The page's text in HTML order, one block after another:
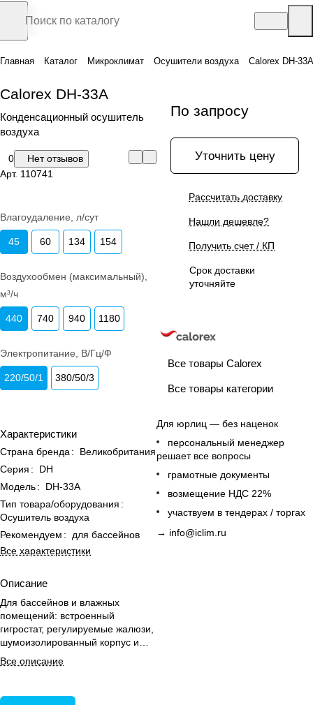
Главная Каталог Микроклимат Осушители воздуха Calorex DH-33A
Calorex DH-33A
Конденсационный осушитель
воздуха
0
Нет отзывов
Арт. 110741
Влагоудаление, л/сут
45 60 134 154
Воздухообмен (максимальный),
м³/ч
440 740 940 1180
Электропитание, В/Гц/Ф
220/50/1 380/50/3
Характеристики
Страна бренда :
Великобритания
Серия :
DH
Модель:
DH-33A
Тип товара/оборудования :
Осушитель воздуха
Рекомендуем :
для бассейнов
Все характеристики
Описание
Для бассейнов и влажных
помещений: встроенный
гигростат, регулируемые жалюзи,
шумоизолированный корпус и
простой монтаж.
Все описание
По запросу
Уточнить цену
Рассчитать доставку
Нашли дешевле?
Получить счет / КП
Срок доставки
уточняйте
Все товары Calorex
Все товары категории
Для юрлиц — без наценок
персональный менеджер
решает все вопросы
грамотные документы
возмещение НДС 22%
участвуем в тендерах / торгах
→ info@iclim.ru